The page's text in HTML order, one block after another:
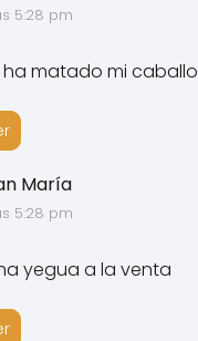
5:28 pm
ha matado mi caballo
María
5:28 pm
yegua a la venta